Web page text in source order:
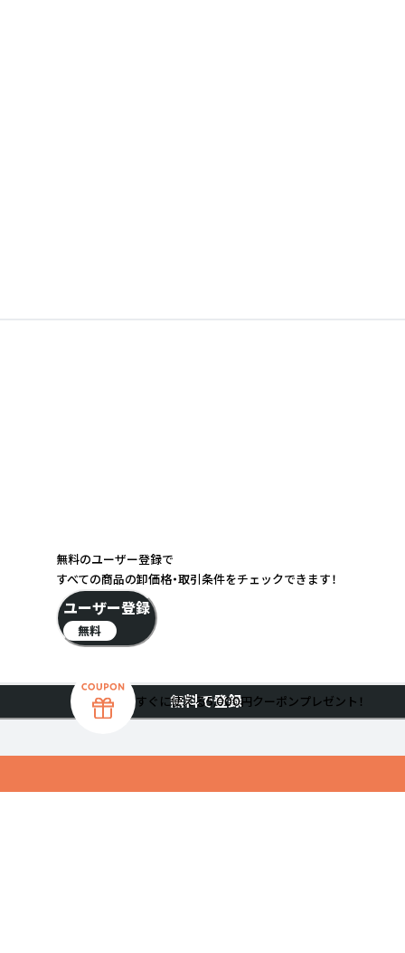
無料で登録
無料のユーザー登録で
すべての商品の卸価格・取引条件をチェックできます！
ユーザー登録
無料
すぐに使える5,000円クーポンプレゼント！